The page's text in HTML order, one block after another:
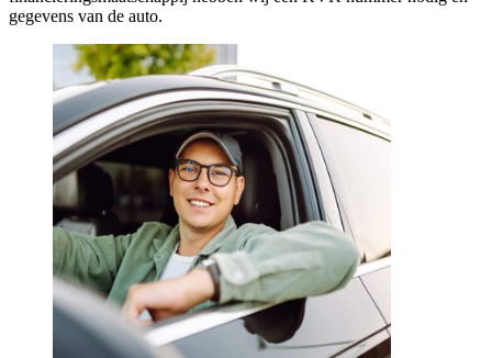
gegevens van de auto.